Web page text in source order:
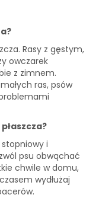
Rasy z gęstym,
owczarek
z zimnem.
ras, psów
i
psu obwąchać
chwile w domu,
wydłużaj